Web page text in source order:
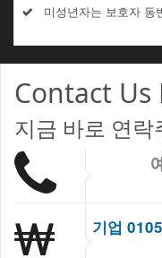
미성년자는 보호자 동
Contact Us
지금 바로 연락
기업